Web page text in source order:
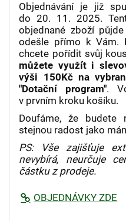
Objednávání je již
do 20. 11. 2025.
objednané zboží
odešle přímo k Vám.
chcete pořídit svůj
můžete využít i
výši 150Kč na
"Dotační program".
v prvním kroku košíku.
Doufáme, že
stejnou radost jako
PS: Vše zajišťuje
nevybírá, neurčuje
částku z prodeje.
OBJEDNÁVKY ZDE